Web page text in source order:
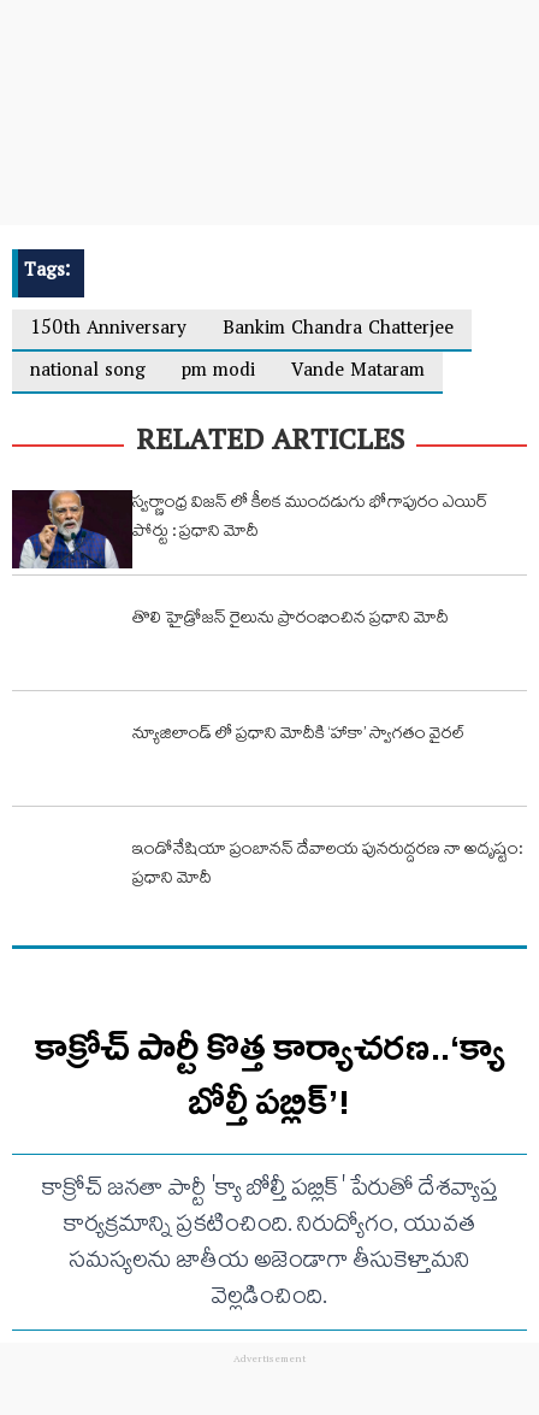
Tags:
150th Anniversary
Bankim Chandra Chatterjee
national song
pm modi Vande Mataram
RELATED ARTICLES
స్వర్ణాంధ్ర విజన్ లో కీలక ముందడుగు భోగాపురం ఎయిర్
పోర్టు : ప్రధాని మోదీ
తొలి హైడ్రోజన్‌ రైలును ప్రారంభించిన ప్రధాని మోదీ
న్యూజిలాండ్ లో ప్రధాని మోదీకి ‘హాకా’ స్వాగతం వైరల్
ఇండోనేషియా ప్రంబానన్ దేవాలయ పునరుద్దరణ నా అదృష్టం:
ప్రధాని మోదీ
కాక్రోచ్ పార్టీ కొత్త కార్యాచరణ..‘క్యా
బోల్తీ పబ్లిక్’!
కాక్రోచ్ జనతా పార్టీ 'క్యా బోల్తీ పబ్లిక్' పేరుతో దేశవ్యాప్త
కార్యక్రమాన్ని ప్రకటించింది. నిరుద్యోగం, యువత
సమస్యలను జాతీయ అజెండాగా తీసుకెళ్తామని
వెల్లడించింది.